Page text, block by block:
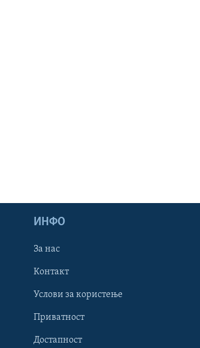
Learning English
НАКУСО...
ИНФО
За нас
Контакт
Услови за користење
Приватност
Достапност